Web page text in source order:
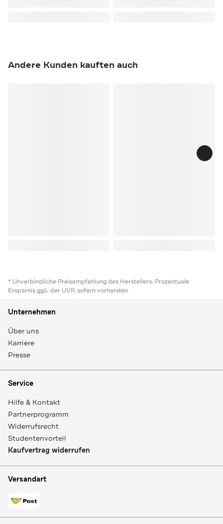
Andere Kunden kauften auch
* Unverbindliche Preisempfehlung des Herstellers. Prozentuale
Ersparnis ggü. der UVP, sofern vorhanden
Unternehmen
Über uns
Karriere
Presse
Service
Hilfe & Kontakt
Partnerprogramm
Widerrufsrecht
Studentenvorteil
Kaufvertrag widerrufen
Versandart